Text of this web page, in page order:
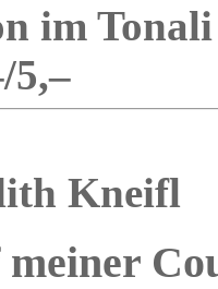
im
5,–
Kneifl